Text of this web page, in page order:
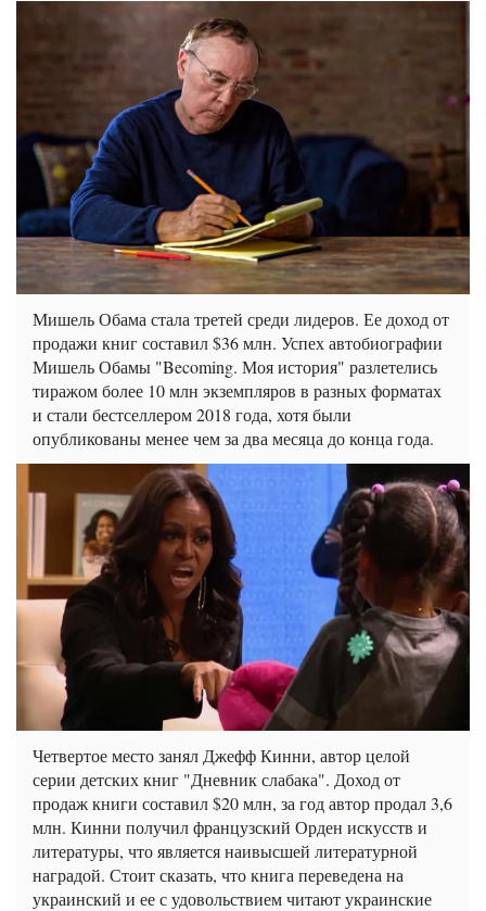
Мишель Обама стала третей среди лидеров. Ее доход от
продажи книг составил $36 млн. Успех автобиографии
Мишель Обамы "Becoming. Моя история" разлетелись
тиражом более 10 млн экземпляров в разных форматах
и стали бестселлером 2018 года, хотя были
опубликованы менее чем за два месяца до конца года.
Четвертое место занял Джефф Кинни, автор целой
серии детских книг "Дневник слабака". Доход от
продаж книги составил $20 млн, за год автор продал 3,6
млн. Кинни получил французский Орден искусств и
литературы, что является наивысшей литературной
наградой. Стоит сказать, что книга переведена на
украинский и ее с удовольствием читают украинские